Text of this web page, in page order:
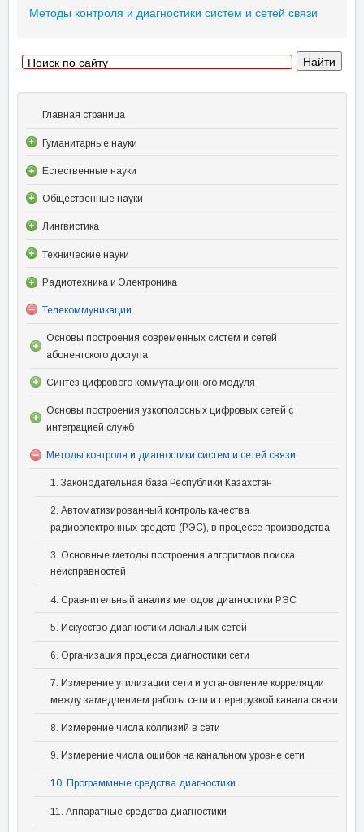
Методы контроля и диагностики систем и сетей связи
Главная страница
Гуманитарные науки
Естественные науки
Общественные науки
Лингвистика
Технические науки
Радиотехника и Электроника
Телекоммуникации
Основы построения современных систем и сетей
абонентского доступа
Синтез цифрового коммутационного модуля
Основы построения узкополосных цифровых сетей с
интеграцией служб
Методы контроля и диагностики систем и сетей связи
1. Законодательная база Республики Казахстан
2. Автоматизированный контроль качества
радиоэлектронных средств (РЭС), в процессе производства
3. Основные методы построения алгоритмов поиска
неисправностей
4. Сравнительный анализ методов диагностики РЭС
5. Искусство диагностики локальных сетей
6. Организация процесса диагностики сети
7. Измерение утилизации сети и установление корреляции
между замедлением работы сети и перегрузкой канала связи
8. Измерение числа коллизий в сети
9. Измерение числа ошибок на канальном уровне сети
10. Программные средства диагностики
11. Аппаратные средства диагностики